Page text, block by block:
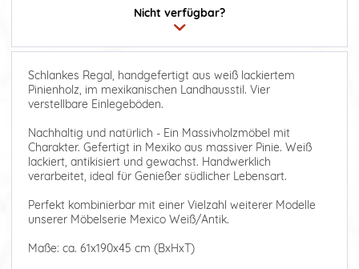
Nicht verfügbar?
Schlankes Regal, handgefertigt aus weiß lackiertem
Pinienholz, im mexikanischen Landhausstil. Vier
verstellbare Einlegeböden.
Nachhaltig und natürlich - Ein Massivholzmöbel mit
Charakter. Gefertigt in Mexiko aus massiver Pinie. Weiß
lackiert, antikisiert und gewachst. Handwerklich
verarbeitet, ideal für Genießer südlicher Lebensart.
Perfekt kombinierbar mit einer Vielzahl weiterer Modelle
unserer Möbelserie Mexico Weiß/Antik.
Maße: ca. 61x190x45 cm (BxHxT)